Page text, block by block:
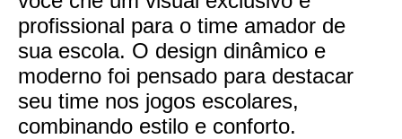
profissional para o time amador de
sua escola. O design dinâmico e
moderno foi pensado para destacar
seu time nos jogos escolares,
combinando estilo e conforto.